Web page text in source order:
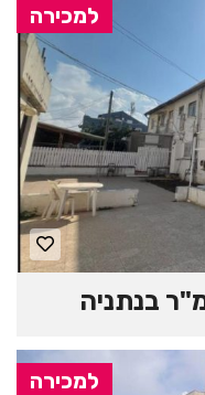
למכירה
למכירה